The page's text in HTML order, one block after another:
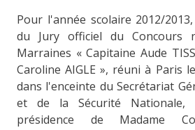
Pour l'année scolaire 2012/
du Jury officiel du Concours
Marraines « Capitaine Aude
Caroline AIGLE », réuni à Paris
dans l'enceinte du Secrétariat
et de la Sécurité
présidence de Madame